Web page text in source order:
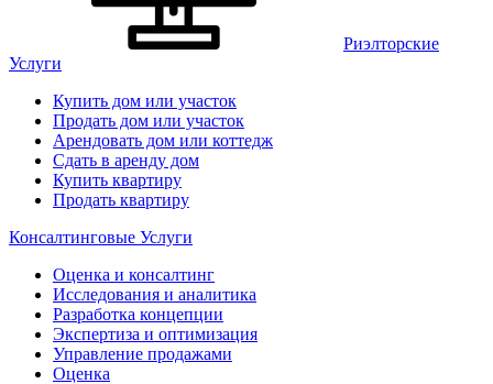
Риэлторские
Услуги
Купить дом или участок
Продать дом или участок
Арендовать дом или коттедж
Сдать в аренду дом
Купить квартиру
Продать квартиру
Консалтинговые Услуги
Оценка и консалтинг
Исследования и аналитика
Разработка концепции
Экспертиза и оптимизация
Управление продажами
Оценка